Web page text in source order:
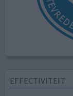
EFFECTIVITEIT